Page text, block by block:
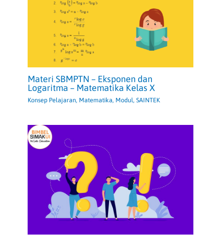
Materi SBMPTN – Eksponen dan
Logaritma – Matematika Kelas X
Konsep Pelajaran, Matematika, Modul,SAINTEK